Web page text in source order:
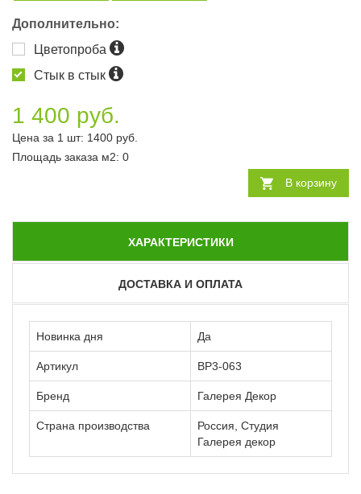
Дополнительно:
Цветопроба
Стык в стык
1 400 руб.
Цена за 1 шт: 1400 руб.
Площадь заказа м2: 0
В корзину
ХАРАКТЕРИСТИКИ
ДОСТАВКА И ОПЛАТА
Новинка дня Да
Артикул ВР3-063
Бренд Галерея Декор
Страна производства
Россия, Студия
Галерея декор